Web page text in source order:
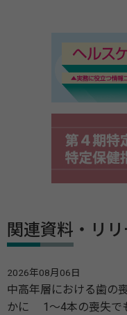
関連資料・リリ
2026年08月06日
中高年層における歯の
かに 1～4本の喪失で